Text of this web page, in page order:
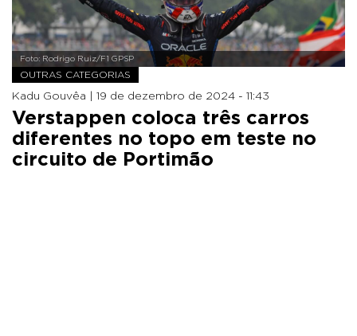
Foto: Rodrigo Ruiz/F1 GPSP
OUTRAS CATEGORIAS
Kadu Gouvêa | 19 de dezembro de 2024 - 11:43
Verstappen coloca três carros
diferentes no topo em teste no
circuito de Portimão